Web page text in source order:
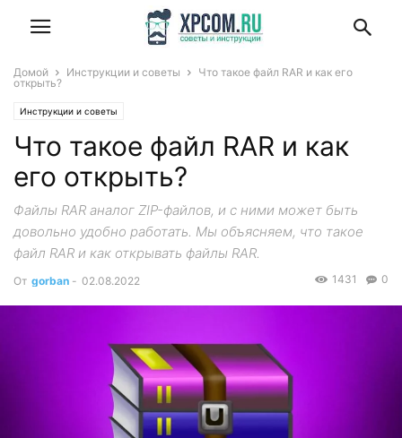
Домой Инструкции и советы
Что такое файл RAR и как его
открыть?
Инструкции и советы
Что такое файл RAR и как
его открыть?
Файлы RAR аналог ZIP-файлов, и с ними может быть
довольно удобно работать. Мы объясняем, что такое
файл RAR и как открывать файлы RAR.
От gorban - 02.08.2022 0
1431